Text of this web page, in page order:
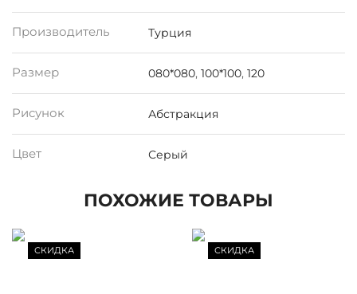
Производитель Турция
Размер 080*080, 100*100, 120
Рисунок Абстракция
Цвет Серый
ПОХОЖИЕ ТОВАРЫ
СКИДКА СКИДКА